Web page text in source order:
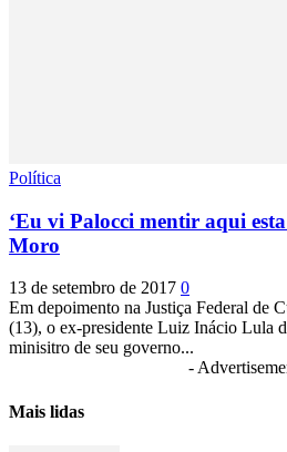
Política
‘Eu vi Palocci mentir aqui
Moro
13 de setembro de 2017 0
Em depoimento na Justiça Federal de
(13), o ex-presidente Luiz Inácio Lula
minisitro de seu governo...
-
Mais lidas